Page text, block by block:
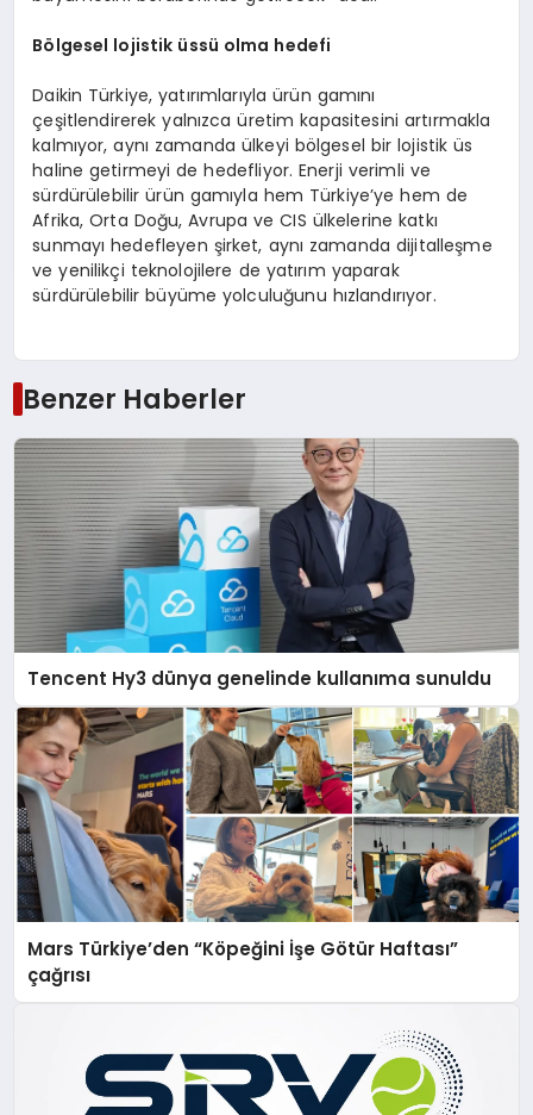
Bölgesel lojistik üssü olma hedefi
Daikin Türkiye, yatırımlarıyla ürün gamını
çeşitlendirerek yalnızca üretim kapasitesini artırmakla
kalmıyor, aynı zamanda ülkeyi bölgesel bir lojistik üs
haline getirmeyi de hedefliyor. Enerji verimli ve
sürdürülebilir ürün gamıyla hem Türkiye’ye hem de
Afrika, Orta Doğu, Avrupa ve CIS ülkelerine katkı
sunmayı hedefleyen şirket, aynı zamanda dijitalleşme
ve yenilikçi teknolojilere de yatırım yaparak
sürdürülebilir büyüme yolculuğunu hızlandırıyor.
Benzer Haberler
Tencent Hy3 dünya genelinde kullanıma sunuldu
Mars Türkiye’den “Köpeğini İşe Götür Haftası”
çağrısı